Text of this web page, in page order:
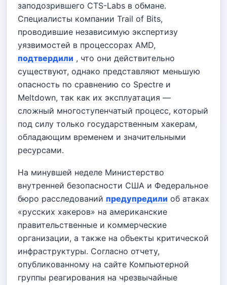
заподозрившего CTS-Labs в обмане.
Специалисты компании Trail of Bits,
проводившие независимую экспертизу
уязвимостей в процессорах AMD,
подтвердили , что они действительно
существуют, однако представляют меньшую
опасность по сравнению со Spectre и
Meltdown, так как их эксплуатация —
сложный многоступенчатый процесс, который
под силу только государственным хакерам,
обладающим временем и значительными
ресурсами.
На минувшей неделе Министерство
внутренней безопасности США и Федеральное
бюро расследований предупредили об атаках
«русских хакеров» на американские
правительственные и коммерческие
организации, а также на объекты критической
инфраструктуры. Согласно отчету,
опубликованному на сайте Компьютерной
группы реагирования на чрезвычайные